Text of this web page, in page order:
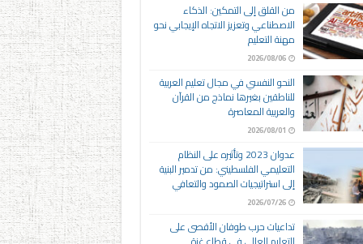
من القلق إلى التمكين: الذكاء
الاصطناعي وتعزيز الاتجاه الإيجابي نحو
مهنة التعليم
2026/08/06
النحو النفسي في مجال تعليم العربية
للناطقين بغيرها نماذج من القرآن
والعربية المعاصرة
2026/08/01
عدوان 2023 وتأثيره على النظام
التعليمي الفلسطيني: من تدمير البنية
إلى استراتيجيات الصمود والتعافي
2026/07/26
تداعيات حرب طوفان الأقصى على